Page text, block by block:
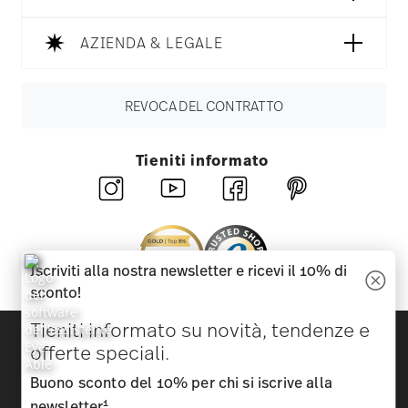
AZIENDA & LEGALE
REVOCA DEL CONTRATTO
Tieniti informato
Scopri tutti i nostri brand
Bellezza e funzionalità per la tua casa
Homepage
Iscriviti alla nostra newsletter e ricevi il 10% di
sconto!
Tieniti informato su novità, tendenze e
offerte speciali.
Buono sconto del 10% per chi si iscrive alla
1